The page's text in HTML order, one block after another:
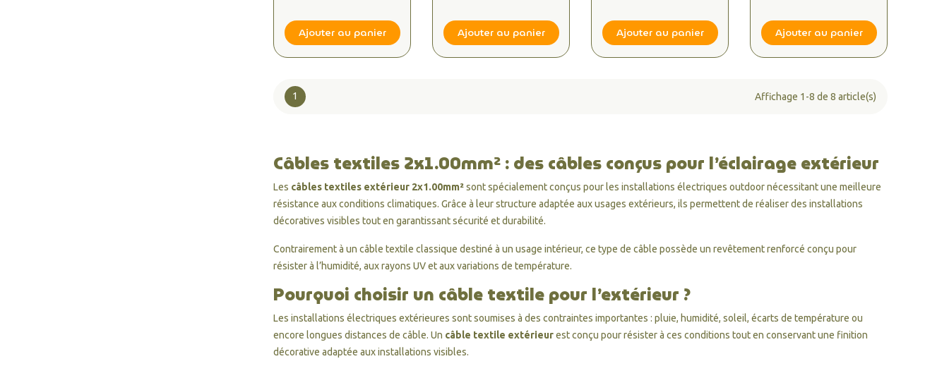
pour Installation en
Jardin et Terrasse
Ajouter au panier
pour Installation en
Jardin et Terrasse
Ajouter au panier
pour Installation en
Jardin et Terrasse
Ajouter au panier
pour Installation en
Jardin et Terrasse
Ajouter au panier
1 Affichage 1-8 de 8 article(s)
Câbles textiles 2x1.00mm² : des câbles conçus pour l’éclairage extérieur
Les câbles textiles extérieur 2x1.00mm²sont spécialement conçus pour les installations électriques outdoor nécessitant une meilleure
résistance aux conditions climatiques. Grâce à leur structure adaptée aux usages extérieurs, ils permettent de réaliser des installations
décoratives visibles tout en garantissant sécurité et durabilité.
Contrairement à un câble textile classique destiné à un usage intérieur, ce type de câble possède un revêtement renforcé conçu pour
résister à l’humidité, aux rayons UV et aux variations de température.
Pourquoi choisir un câble textile pour l’extérieur ?
Les installations électriques extérieures sont soumises à des contraintes importantes : pluie, humidité, soleil, écarts de température ou
encore longues distances de câble. Un câble textile extérieurest conçu pour résister à ces conditions tout en conservant une finition
décorative adaptée aux installations visibles.